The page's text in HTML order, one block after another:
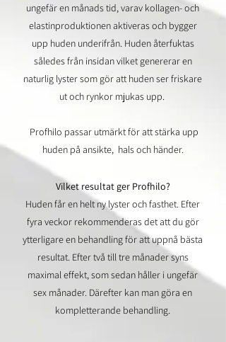
ungefär en månads tid, varav kollagen- och
elastinproduktionen aktiveras och bygger
upp huden underifrån. Huden återfuktas
således från insidan vilket genererar en
naturlig lyster som gör att huden ser friskare
ut och rynkor mjukas upp.
Profhilo passar utmärkt för att stärka upp
huden på ansikte, hals och händer.
Vilket resultat ger Profhilo?
Huden får en helt ny lyster och fasthet. Efter
fyra veckor rekommenderas det att du gör
ytterligare en behandling för att uppnå bästa
resultat. Efter två till tre månader syns
maximal effekt, som sedan håller i ungefär
sex månader. Därefter kan man göra en
kompletterande behandling.